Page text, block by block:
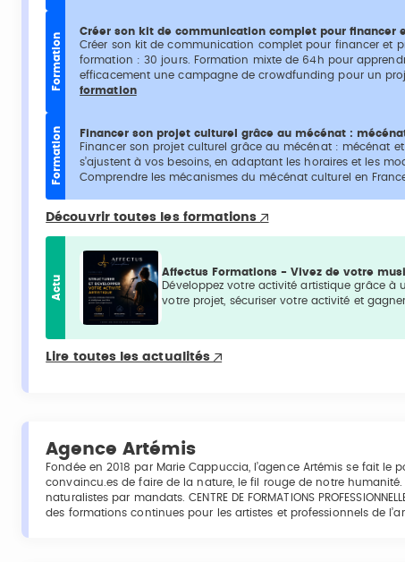
Formation
Créer son kit de communication complet pour financer
Créer son kit de communication complet pour financer et
formation : 30 jours. Formation mixte de 64h pour
efficacement une campagne de crowdfunding pour un projet
formation
Formation
Financer son projet culturel grâce au mécénat :
Financer son projet culturel grâce au mécénat : mécénat
s’ajustent à vos besoins, en adaptant les horaires et les
Comprendre les mécanismes du mécénat culturel en
Découvrir toutes les formations
Actu
Affectus Formations - Vivez de votre
Développez votre activité artistique grâce
votre projet, sécuriser votre activité et
Lire toutes les actualités
Agence Artémis
Fondée en 2018 par Marie Cappuccia, l’agence Artémis se fait le
convaincu.es de faire de la nature, le fil rouge de notre humanité.
naturalistes par mandats. CENTRE DE FORMATIONS
des formations continues pour les artistes et professionnels de